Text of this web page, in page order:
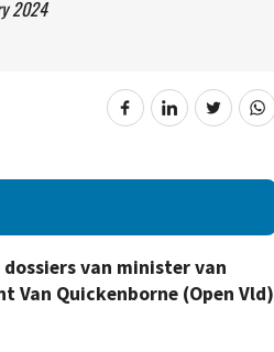
2024
van minister van
Van Quickenborne (Open Vld)